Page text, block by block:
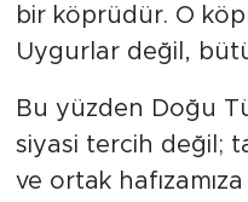
bir köprüdür. O
Uygurlar değil,
Bu yüzden Doğu
siyasi tercih değil;
ve ortak hafızamıza